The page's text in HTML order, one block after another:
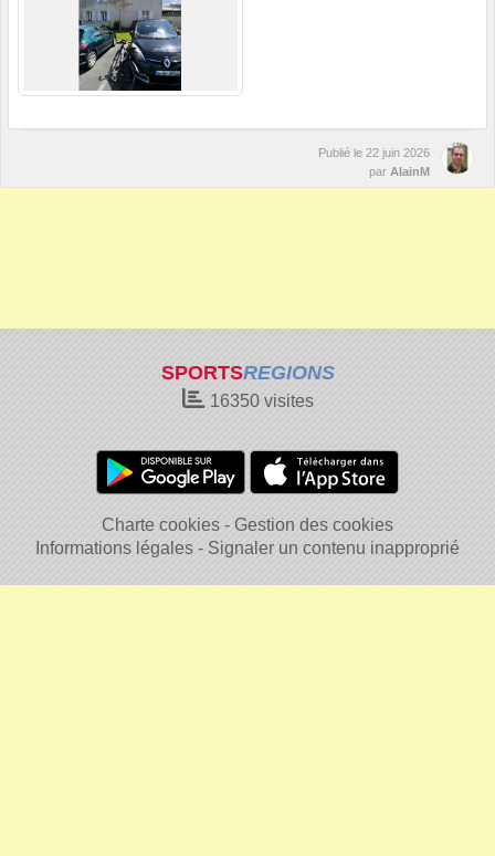
Publié le 22 juin 2026
par AlainM
SPORTSREGIONS
16350visites
Charte cookies
Gestion des cookies
Informations légales
Signaler un contenu inapproprié